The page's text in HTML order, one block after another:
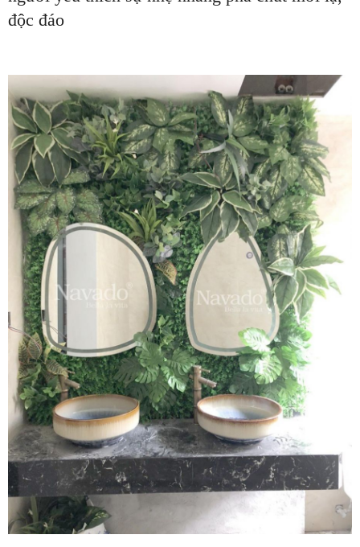
độc đáo